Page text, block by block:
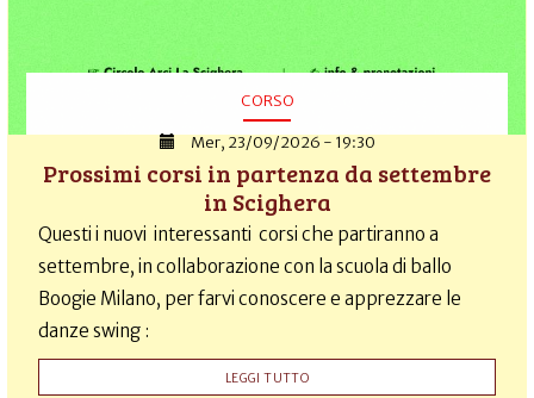
CORSO
Mer, 23/09/2026 - 19:30
Prossimi corsi in partenza da settembre
in Scighera
Questi i nuovi interessanti corsi che partiranno a
settembre, in collaborazione con la scuola di ballo
Boogie Milano, per farvi conoscere e apprezzare le
danze swing :
LEGGI TUTTO